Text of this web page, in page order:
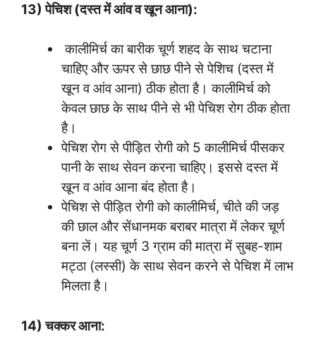
13) पेचिश (दस्त में आंव व खून आना):
कालीमिर्च का बारीक चूर्ण शहद के साथ चटाना
चाहिए और ऊपर से छाछ पीने से पेशिच (दस्त में
खून व आंव आना) ठीक होता है। कालीमिर्च को
केवल छाछ के साथ पीने से भी पेचिश रोग ठीक होता
है।
पेचिश रोग से पीड़ित रोगी को 5 कालीमिर्च पीसकर
पानी के साथ सेवन करना चाहिए। इससे दस्त में
खून व आंव आना बंद होता है।
पेचिश से पीड़ित रोगी को कालीमिर्च, चीते की जड़
की छाल और सेंधानमक बराबर मात्रा में लेकर चूर्ण
बना लें। यह चूर्ण 3 ग्राम की मात्रा में सुबह-शाम
मट्ठा (लस्सी) के साथ सेवन करने से पेचिश में लाभ
मिलता है।
14) चक्कर आना: